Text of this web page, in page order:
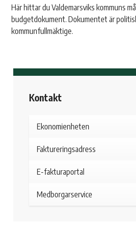
Kontakt
Ekonomienheten
Faktureringsadress
E-fakturaportal
Medborgarservice
Här hittar du Valdemarsviks kommuns
budgetdokument. Dokumentet är
kommunfullmäktige.